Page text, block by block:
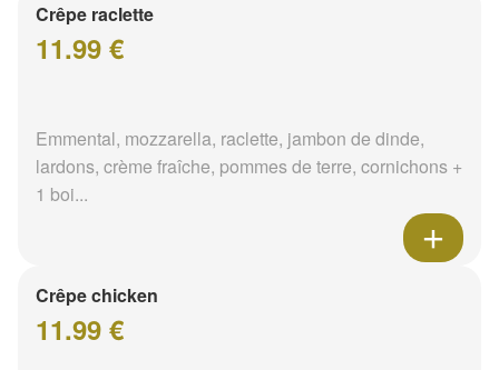
Crêpe raclette
11.99 €
Emmental, mozzarella, raclette, jambon de dinde,
lardons, crème fraîche, pommes de terre, cornichons +
1 boi...
Crêpe chicken
11.99 €